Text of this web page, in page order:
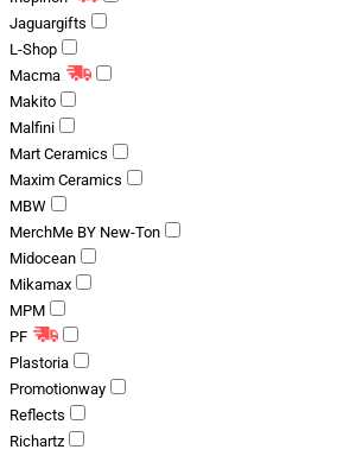
Jaguargifts
L-Shop
Macma
Makito
Malfini
Mart Ceramics
Maxim Ceramics
MBW
MerchMe BY New-Ton
Midocean
Mikamax
MPM
PF
Plastoria
Promotionway
Reflects
Richartz